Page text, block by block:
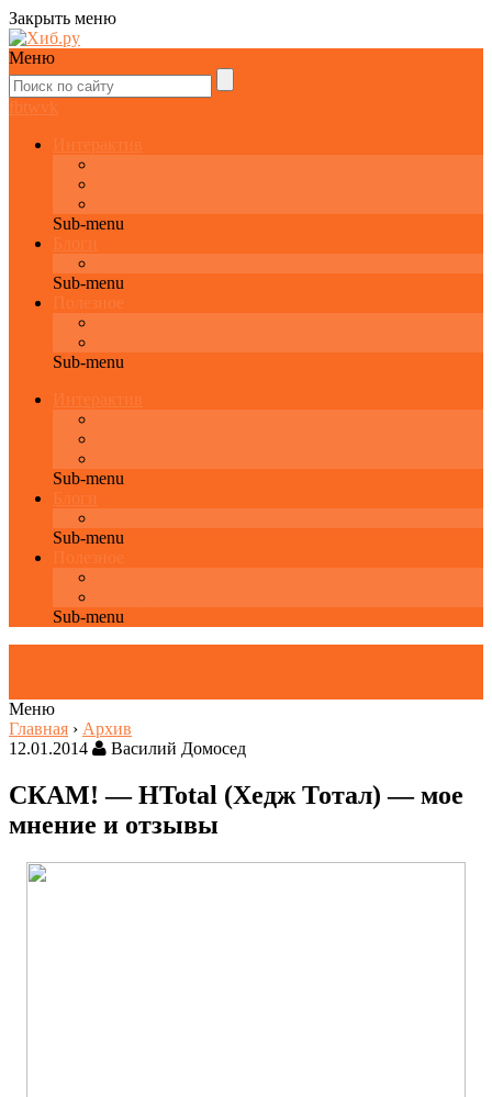
Закрыть меню
Меню
fbtw vk
Интерактив
Sub-menu
Блоги
Sub-menu
Полезное
Sub-menu
Интерактив
Sub-menu
Блоги
Sub-menu
Полезное
Sub-menu
Меню
Главная › Архив
12.01.2014
Василий Домосед
СКАМ! — HTotal (Хедж Тотал) — мое
мнение и отзывы